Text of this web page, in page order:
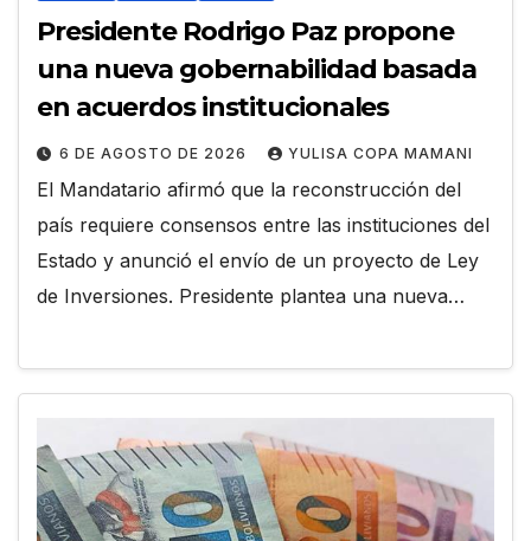
Presidente Rodrigo Paz propone
una nueva gobernabilidad basada
en acuerdos institucionales
6 DE AGOSTO DE 2026 YULISA COPA MAMANI
El Mandatario afirmó que la reconstrucción del
país requiere consensos entre las instituciones del
Estado y anunció el envío de un proyecto de Ley
de Inversiones. Presidente plantea una nueva…